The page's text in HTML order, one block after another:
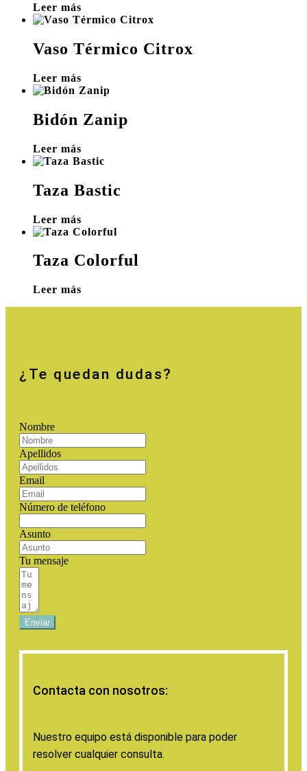
Leer más
Vaso Térmico Citrox
Leer más
Bidón Zanip
Leer más
Taza Bastic
Leer más
Taza Colorful
Leer más
¿Te quedan dudas?
Nombre
Apellidos
Email
Número de teléfono
Asunto
Tu mensaje
Enviar
Contacta con nosotros:
Nuestro equipo está disponible para poder
resolver cualquier consulta.